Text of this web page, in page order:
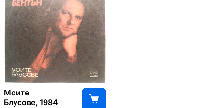
Моите
Блусове, 1984